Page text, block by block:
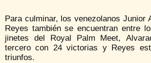
Para culminar, los venezolanos Junior
Reyes también se encuentran entre
jinetes del Royal Palm Meet,
tercero con 24 victorias y Reyes
triunfos.